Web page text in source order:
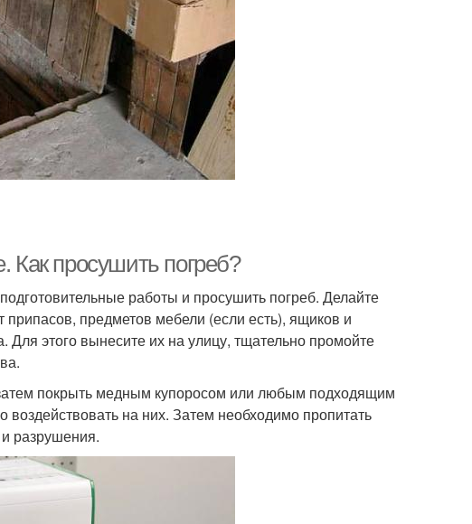
Как просушить погреб?
работы и просушить погреб. Делайте
предметов мебели (если есть), ящиков и
Для этого вынесите их на улицу, тщательно промойте
покрыть медным купоросом или любым подходящим
воздействовать на них. Затем необходимо пропитать
разрушения.